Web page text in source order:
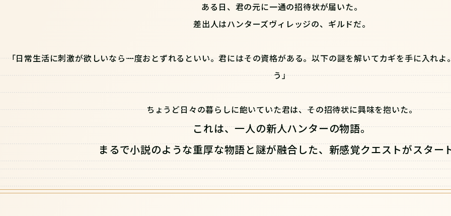
ある日、君の元に一通の招待状が届いた。
差出人はハンターズヴィレッジの、ギルドだ。
「日常生活に刺激が欲しいなら一度おとずれるといい。君にはその資格がある。以下の謎を解いてカギを手に入れ
う」
ちょうど日々の暮らしに飽いていた君は、その招待状に興味を抱いた――。
これは、一人の新人ハンターの物語。
まるで小説のような重厚な物語と謎が融合した、新感覚クエストがスター